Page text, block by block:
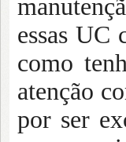
essas UC
como
atenção
por ser